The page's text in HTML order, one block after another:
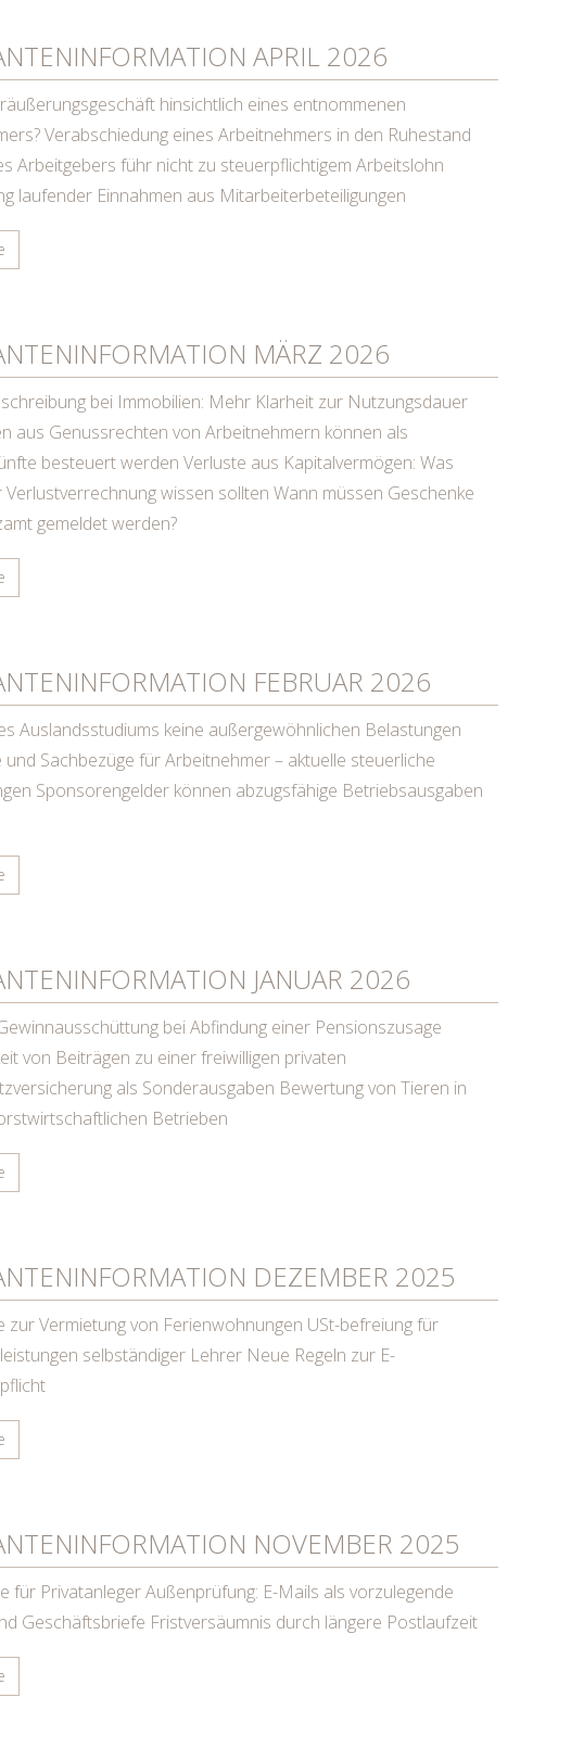
APRIL 2026
hinsichtlich eines entnommenen
Verabschiedung eines Arbeitnehmers in den Ruhestand
Arbeitgebers führ nicht zu steuerpflichtigem Arbeitslohn
laufender Einnahmen aus Mitarbeiterbeteiligungen
MÄRZ 2026
bei Immobilien: Mehr Klarheit zur Nutzungsdauer
aus Genussrechten von Arbeitnehmern können als
besteuert werden Verluste aus Kapitalvermögen: Was
Verlustverrechnung wissen sollten Wann müssen Geschenke
gemeldet werden?
FEBRUAR 2026
Auslandsstudiums keine außergewöhnlichen Belastungen
und Sachbezüge für Arbeitnehmer – aktuelle steuerliche
Sponsorengelder können abzugsfähige Betriebsausgaben
JANUAR 2026
bei Abfindung einer Pensionszusage
von Beiträgen zu einer freiwilligen privaten
als Sonderausgaben Bewertung von Tieren in
Betrieben
DEZEMBER 2025
zur Vermietung von Ferienwohnungen USt-befreiung für
selbständiger Lehrer Neue Regeln zur E-
NOVEMBER 2025
für Privatanleger Außenprüfung: E-Mails als vorzulegende
Geschäftsbriefe Fristversäumnis durch längere Postlaufzeit